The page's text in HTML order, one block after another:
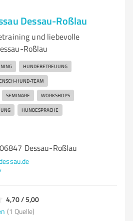
Dessau-Roßlau
und liebevolle
Roßlau
HUNDEBETREUUNG
HUND-TEAM
SEMINARE WORKSHOPS
HUNDESPRACHE
Dessau-Roßlau
4,70 / 5,00
(1 Quelle)